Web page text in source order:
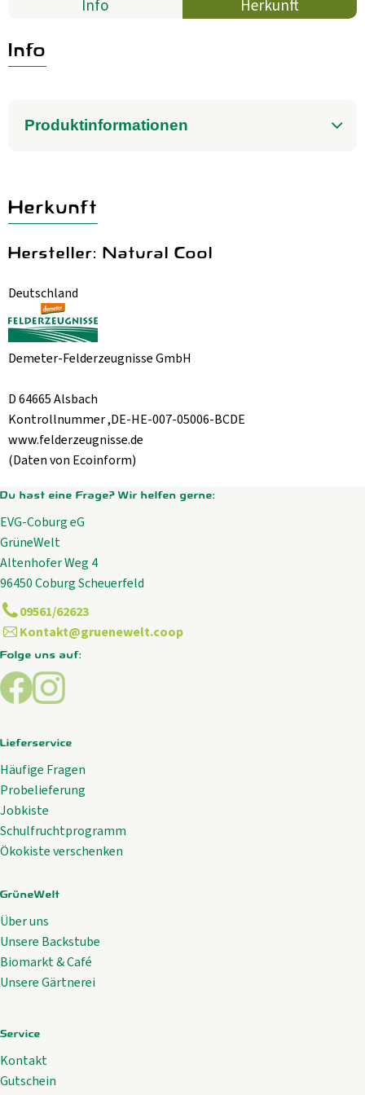
Info Herkunft
Info
Produktinformationen
Herkunft
Hersteller: Natural Cool
Deutschland
Demeter-Felderzeugnisse GmbH
D 64665 Alsbach
Kontrollnummer ,DE-HE-007-05006-BCDE
www.felderzeugnisse.de
(Daten von Ecoinform)
Du hast eine Frage? Wir helfen gerne:
EVG-Coburg eG
GrüneWelt
Altenhofer Weg 4
96450 Coburg Scheuerfeld
09561/62623
Kontakt@gruenewelt.coop
Folge uns auf:
Externer Link zu https://www.facebook.com/
Externer Link zu https://www.instagram.com/
Lieferservice
Häufige Fragen
Probelieferung
Jobkiste
Schulfruchtprogramm
Ökokiste verschenken
GrüneWelt
Über uns
Unsere Backstube
Biomarkt & Café
Unsere Gärtnerei
Service
Kontakt
Gutschein